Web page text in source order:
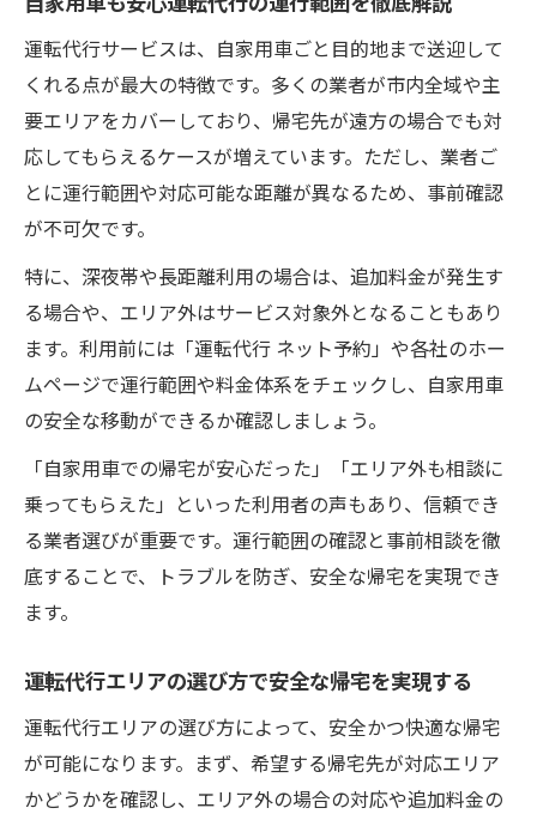
運転代行サービスは、自家用車ごと目的地まで送迎して
くれる点が最大の特徴です。多くの業者が市内全域や主
要エリアをカバーしており、帰宅先が遠方の場合でも対
応してもらえるケースが増えています。ただし、業者ご
とに運行範囲や対応可能な距離が異なるため、事前確認
が不可欠です。
特に、深夜帯や長距離利用の場合は、追加料金が発生す
る場合や、エリア外はサービス対象外となることもあり
ます。利用前には「運転代行 ネット予約」や各社のホー
ムページで運行範囲や料金体系をチェックし、自家用車
の安全な移動ができるか確認しましょう。
「自家用車での帰宅が安心だった」「エリア外も相談に
乗ってもらえた」といった利用者の声もあり、信頼でき
る業者選びが重要です。運行範囲の確認と事前相談を徹
底することで、トラブルを防ぎ、安全な帰宅を実現でき
ます。
運転代行エリアの選び方で安全な帰宅を実現する
運転代行エリアの選び方によって、安全かつ快適な帰宅
が可能になります。まず、希望する帰宅先が対応エリア
かどうかを確認し、エリア外の場合の対応や追加料金の